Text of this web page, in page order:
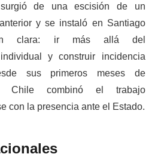
surgió de una escisión de un
y se instaló en Santiago
clara: ir más allá del
y construir incidencia
sus primeros meses de
Chile combinó el trabajo
con la presencia ante el Estado.